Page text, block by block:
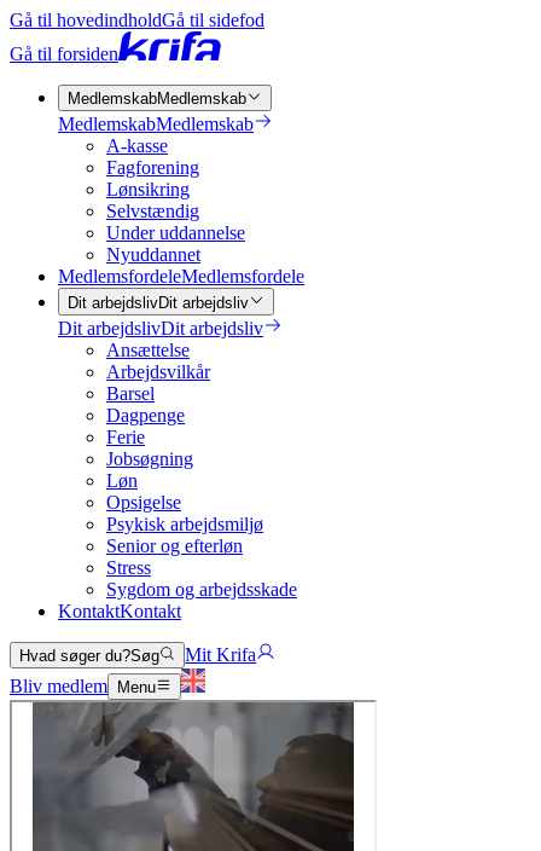
Gå til hovedindholdGå til sidefod
Gå til forsiden
MedlemskabMedlemskab
MedlemskabMedlemskab
A-kasse
Fagforening
Lønsikring
Selvstændig
Under uddannelse
Nyuddannet
MedlemsfordeleMedlemsfordele
Dit arbejdslivDit arbejdsliv
Dit arbejdslivDit arbejdsliv
Ansættelse
Arbejdsvilkår
Barsel
Dagpenge
Ferie
Jobsøgning
Løn
Opsigelse
Psykisk arbejdsmiljø
Senior og efterløn
Stress
Sygdom og arbejdsskade
KontaktKontakt
Hvad søger du?Søg
Mit Krifa
Bliv medlem
Menu